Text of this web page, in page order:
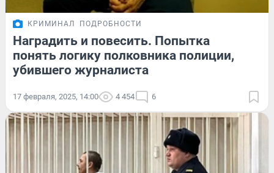
КРИМИНАЛ ПОДРОБНОСТИ
Наградить и повесить. Попытка
понять логику полковника полиции,
убившего журналиста
17 февраля, 2025, 14:00 4 454 6